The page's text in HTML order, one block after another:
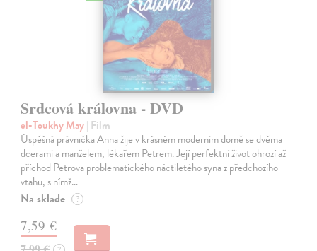
Srdcová královna - DVD
el-Toukhy May| Film
Úspěšná právnička Anna žije v krásném moderním domě se dvěma
dcerami a manželem, lékařem Petrem. Její perfektní život ohrozí až
příchod Petrova problematického náctiletého syna z předchozího
vtahu, s nímž…
Na sklade ?
7,59 €